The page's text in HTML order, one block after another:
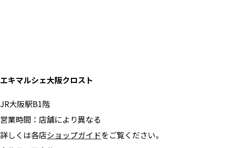
エキマルシェ大阪クロスト
JR大阪駅B1階
営業時間：店舗により異なる
詳しくは各店ショップガイドをご覧ください。